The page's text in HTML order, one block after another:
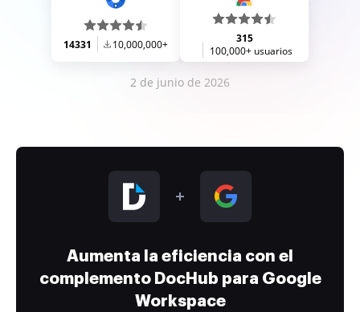
14331 10,000,000+
315
100,000+ usuarios
2 de junio de 2026
Aumenta la eficiencia con el
complemento DocHub para Google
Workspace